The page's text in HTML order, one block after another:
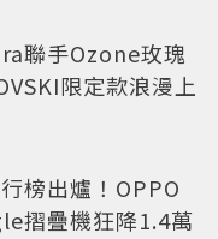
聯手Ozone玫瑰
限定款浪漫上
榜出爐！OPPO
摺疊機狂降1.4萬